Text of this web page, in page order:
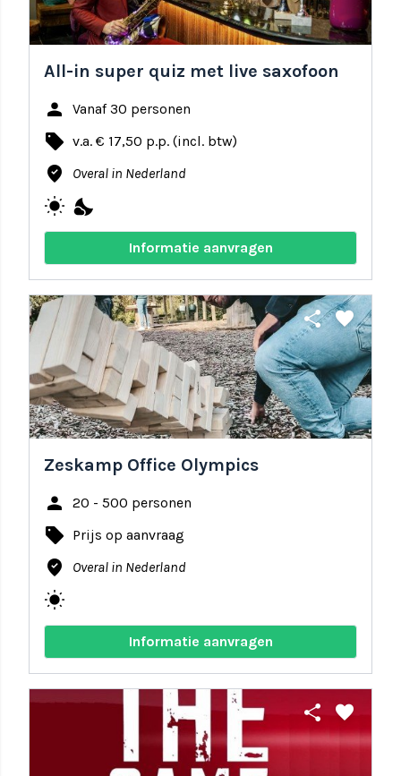
All-in super quiz met live saxofoon
person Vanaf 30 personen
local_offer v.a. € 17,50 p.p. (incl. btw)
where_to_vote Overal in Nederland
wb_sunny nights_stay
Informatie aanvragen
share favorite
Zeskamp Office Olympics
person 20 - 500 personen
local_offer Prijs op aanvraag
where_to_vote Overal in Nederland
wb_sunny
Informatie aanvragen
share favorite